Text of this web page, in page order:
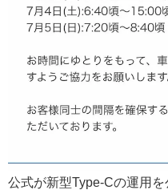
公式が新型Type-Cの運用